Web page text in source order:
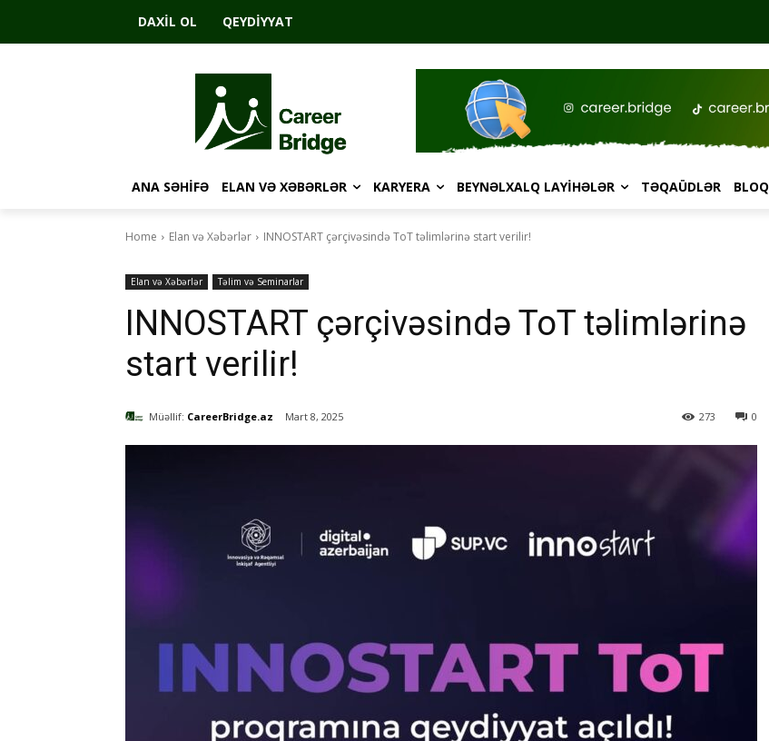
DAXIL OL QEYDIYYAT
ANA SƏHIFƏ ELAN VƏ XƏBƏRLƏR KARYERA BEYNƏLXALQ LAYIHƏLƏR TƏQAÜDLƏR BLOQ
Home Elan və Xəbərlər INNOSTART çərçivəsində ToT təlimlərinə start verilir!
Elan və Xəbərlər Təlim və Seminarlar
INNOSTART çərçivəsində ToT təlimlərinə
start verilir!
Müəllif: CareerBridge.az Mart 8, 2025 0
273